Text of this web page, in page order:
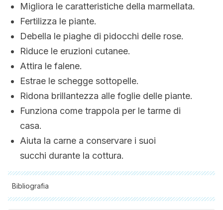
Migliora le caratteristiche della marmellata.
Fertilizza le piante.
Debella le piaghe di pidocchi delle rose.
Riduce le eruzioni cutanee.
Attira le falene.
Estrae le schegge sottopelle.
Ridona brillantezza alle foglie delle piante.
Funziona come trappola per le tarme di
casa.
Aiuta la carne a conservare i suoi
succhi durante la cottura.
Bibliografia
Tutte le fonti citate sono state esaminate a fondo dal nostro